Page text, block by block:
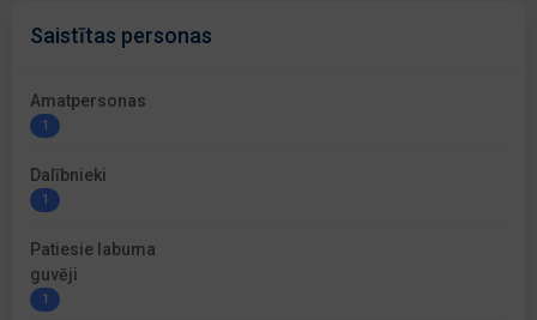
Saistītas personas
Amatpersonas
1
Dalībnieki
1
Patiesie labuma
guvēji
1